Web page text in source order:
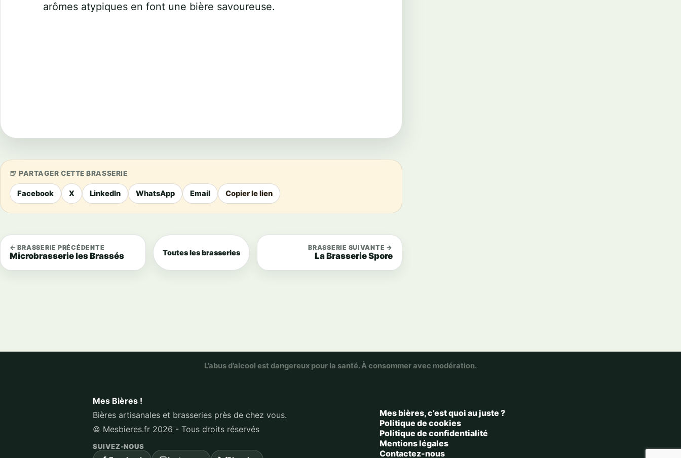
arômes atypiques en font une bière savoureuse.
PARTAGER CETTE BRASSERIE
Facebook X LinkedIn WhatsApp Email Copier le lien
← BRASSERIE PRÉCÉDENTE
Microbrasserie les Brassés Toutes les brasseries
BRASSERIE SUIVANTE →
La Brasserie Spore
L’abus d’alcool est dangereux pour la santé. À consommer avec modération.
Mes Bières !
Bières artisanales et brasseries près de chez vous.
© Mesbieres.fr 2026 - Tous droits réservés
SUIVEZ-NOUS
Mes bières, c’est quoi au juste ?
Politique de cookies
Politique de confidentialité
Mentions légales
Contactez-nous